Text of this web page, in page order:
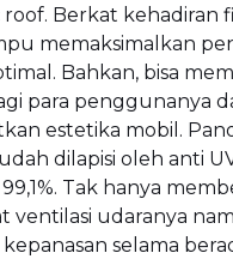
roof. Berkat kehadiran
memaksimalkan
Bahkan, bisa
para penggunanya
estetika mobil.
dilapisi oleh anti
Tak hanya
ventilasi udaranya
selama